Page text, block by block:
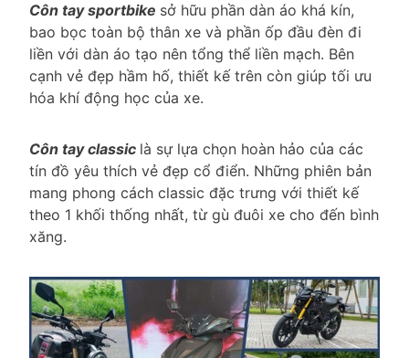
Côn tay sportbike sở hữu phần dàn áo khá kín,
bao bọc toàn bộ thân xe và phần ốp đầu đèn đi
liền với dàn áo tạo nên tổng thể liền mạch. Bên
cạnh vẻ đẹp hầm hố, thiết kế trên còn giúp tối ưu
hóa khí động học của xe.
Côn tay classic là sự lựa chọn hoàn hảo của các
tín đồ yêu thích vẻ đẹp cổ điển. Những phiên bản
mang phong cách classic đặc trưng với thiết kế
theo 1 khối thống nhất, từ gù đuôi xe cho đến bình
xăng.